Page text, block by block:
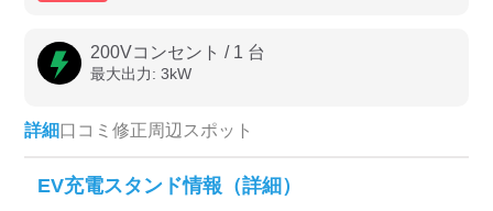
高速道路上のみ表示
認証システム
EV充電エネチェンジ
200Vコンセント / 1 台
最大出力: 3kW
詳細口コミ 修正周辺スポット
EV充電スタンド情報（詳細）